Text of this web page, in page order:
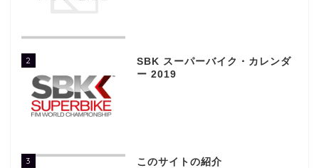
2
SBK スーパーバイク・カレンダ
ー 2019
3 このサイトの紹介